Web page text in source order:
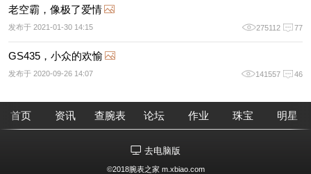
老空霸，像极了爱情
发布于 2021-01-30 14:15 275112 77
GS435，小众的欢愉
发布于 2020-09-26 14:07 141557 46
首页 资讯 查腕表 论坛 作业 珠宝 明星
去电脑版
©2018腕表之家 m.xbiao.com